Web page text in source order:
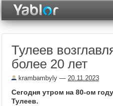
Тулеев
более 20 лет
krambambyly — 20.11.2023
Сегодня утром на 80-ом
Тулеев.